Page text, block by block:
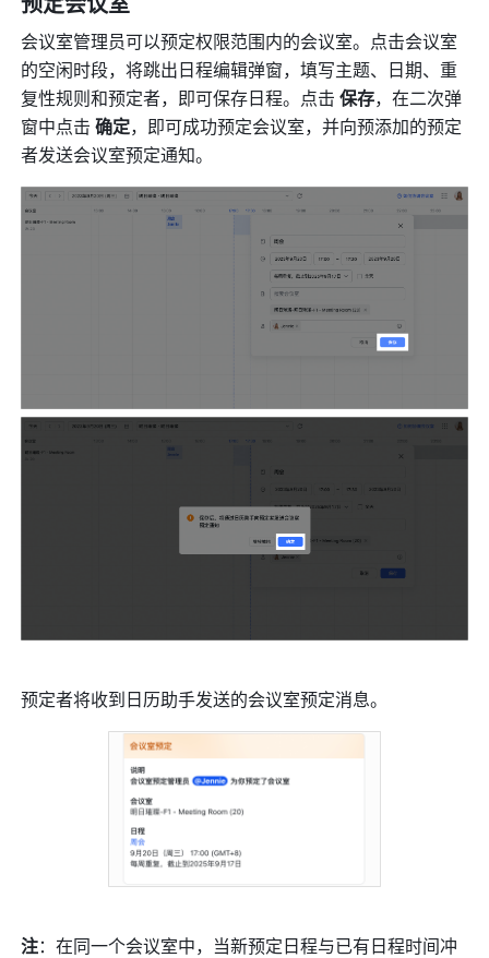
会议室管理员可以预定权限范围内的会议室。点击会议室
的空闲时段，将跳出日程编辑弹窗，填写主题、日期、重
复性规则和预定者，即可保存日程。点击 保存，在二次弹
窗中点击 确定，即可成功预定会议室，并向预添加的预定
者发送会议室预定通知。
预定者将收到日历助手发送的会议室预定消息。
注：在同一个会议室中，当新预定日程与已有日程时间冲